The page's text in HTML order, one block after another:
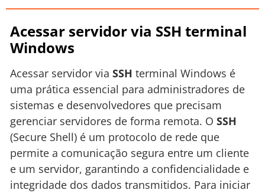
Acessar servidor via SSH terminal
Windows
Acessar servidor via SSH terminal Windows é
uma prática essencial para administradores de
sistemas e desenvolvedores que precisam
gerenciar servidores de forma remota. O SSH
(Secure Shell) é um protocolo de rede que
permite a comunicação segura entre um cliente
e um servidor, garantindo a confidencialidade e
integridade dos dados transmitidos. Para iniciar